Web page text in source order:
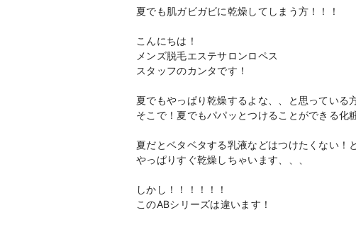
夏でも肌ガビガビに乾燥してしまう方！！！
こんにちは！
メンズ脱毛エステサロンロペス
スタッフのカンタです！
夏でもやっぱり乾燥するよな、、と思っている
そこで！夏でもパパッとつけることができる化
夏だとベタベタする乳液などはつけたくない
やっぱりすぐ乾燥しちゃいます、、、
しかし！！！！！！
このABシリーズは違います！